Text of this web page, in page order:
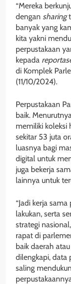
“Mereka
dengan sharing
banyak yang
kita yakni
perpustakaan
kepada
di Komplek
(11/10/2024).
Perpustakaan
baik.
memiliki koleksi
sekitar 53 juta
luasnya bagi
digital untuk
juga bekerja
lainnya untuk
“Jadi kerja
lakukan, serta
strategi
rapat di
baik daerah
dilengkapi, data
saling